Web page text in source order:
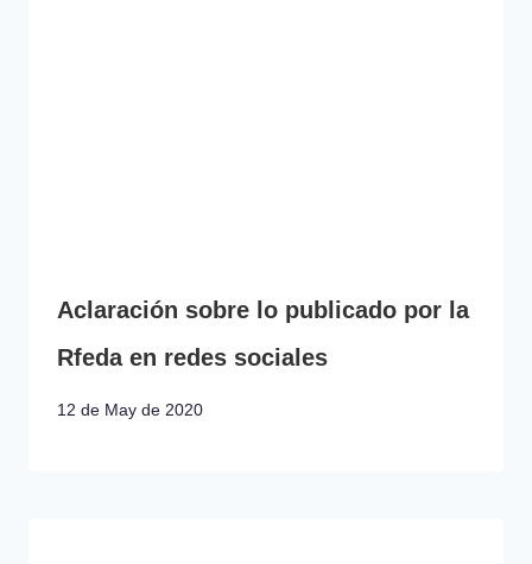
Aclaración sobre lo publicado por la
Rfeda en redes sociales
12 de May de 2020